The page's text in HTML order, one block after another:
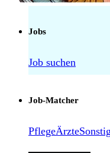
Jobs
Job suchen
Job-Matcher
PflegeÄrzte
Sie übernehmen als
Palliativpflege die
Pflege von
palliativen
Betreuung von
und instabilen
nuklearmedizinischen
pflegerische
zuständig und verfügen
Patienten Betten in